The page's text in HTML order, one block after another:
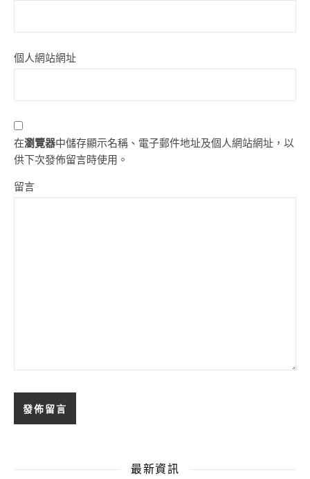
個人網站網址
在瀏覽器中儲存顯示名稱、電子郵件地址及個人網站網址，以
供下次發佈留言時使用。
留言
最新資訊